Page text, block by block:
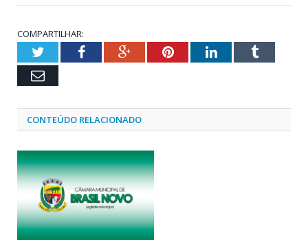
COMPARTILHAR:
TwitterFacebookGoogle+PinterestLinkedInTumblr
Email
CONTEÚDO RELACIONADO